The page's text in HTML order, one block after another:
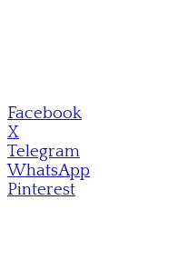
Facebook
X
Telegram
WhatsApp
Pinterest